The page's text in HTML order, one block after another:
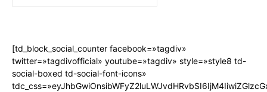
[td_block_social_counter facebook=»tagdiv»
twitter=»tagdivofficial» youtube=»tagdiv» style=»style8 td-
social-boxed td-social-font-icons»